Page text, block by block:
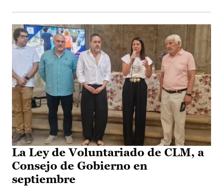
La Ley de Voluntariado de CLM, a
Consejo de Gobierno en
septiembre